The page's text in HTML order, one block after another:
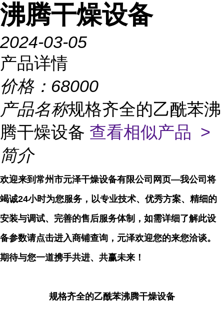
沸腾干燥设备
2024-03-05
产品详情
价格： 68000
产品名称规格齐全的乙酰苯沸
腾干燥设备 查看相似产品 >
简介
欢迎来到常州市元泽干燥设备有限公司网页—我公司将
竭诚24小时为您服务，以专业技术、优秀方案、精细的
安装与调试、完善的售后服务体制，如需详细了解此设
备参数请点击进入商铺查询，元泽欢迎您的来您洽谈。
期待与您一道携手共进、共赢未来！
规格齐全的乙酰苯沸腾干燥设备